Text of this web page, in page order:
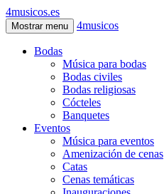
4musicos.es
Mostrar menu 4musicos
Bodas
Música para bodas
Bodas civiles
Bodas religiosas
Cócteles
Banquetes
Eventos
Música para eventos
Amenización de cenas
Catas
Cenas temáticas